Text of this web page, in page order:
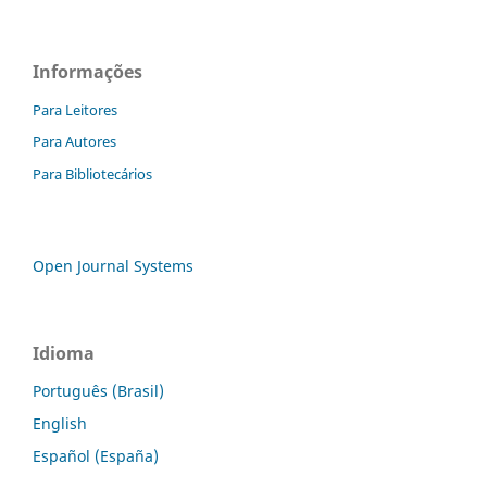
Informações
Para Leitores
Para Autores
Para Bibliotecários
Open Journal Systems
Idioma
Português (Brasil)
English
Español (España)